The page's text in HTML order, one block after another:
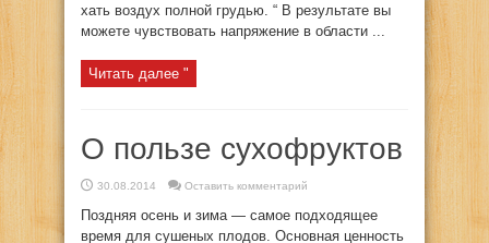
хать воз­дух пол­ной гру­дью. “ В ре­зуль­та­те вы
мо­же­те чув­ст­во­вать на­пря­же­ние в об­ла­с­ти ...
Читать далее "
О пользе сухофруктов
30.08.2014 Оставить комментарий
Поздняя осень и зима — самое подходящее
время для сушеных плодов. Основная ценность